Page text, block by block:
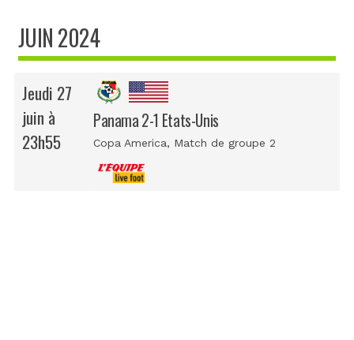
JUIN 2024
Jeudi 27
juin à
23h55
Panama 2-1 Etats-Unis
Copa America, Match de groupe 2